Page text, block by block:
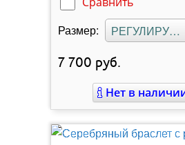
Размер: РЕГУЛИРУЕМЫЙ
7 700 руб.
Нет в